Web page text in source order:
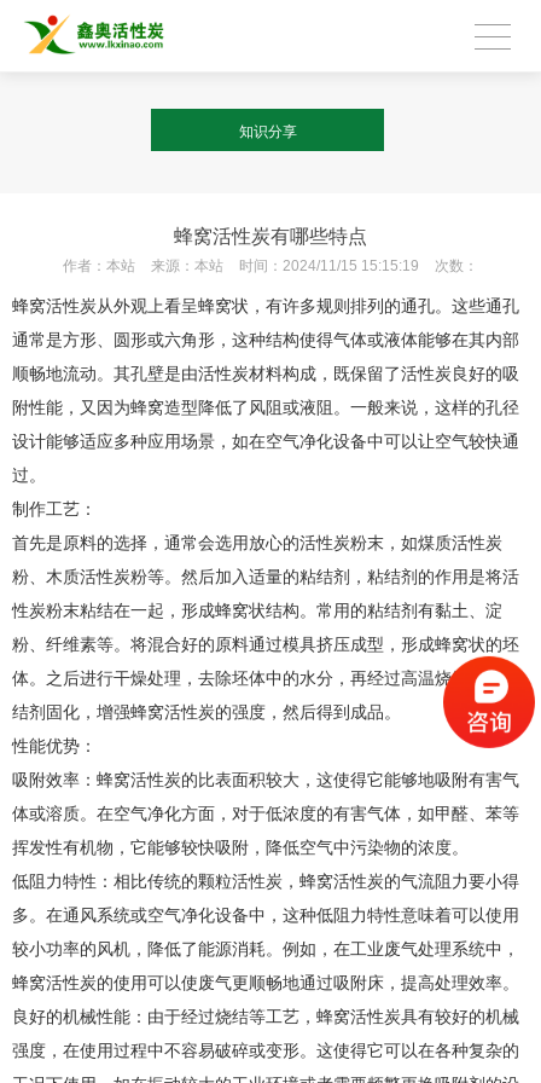
知识分享
蜂窝活性炭有哪些特点
作者： 本站 来源： 本站 时间： 2024/11/15 15:15:19 次数：
蜂窝活性炭从外观上看呈蜂窝状，有许多规则排列的通孔。这些通孔
通常是方形、圆形或六角形，这种结构使得气体或液体能够在其内部
顺畅地流动。其孔壁是由活性炭材料构成，既保留了活性炭良好的吸
附性能，又因为蜂窝造型降低了风阻或液阻。一般来说，这样的孔径
设计能够适应多种应用场景，如在空气净化设备中可以让空气较快通
过。
制作工艺：
首先是原料的选择，通常会选用放心的活性炭粉末，如煤质活性炭
粉、木质活性炭粉等。然后加入适量的粘结剂，粘结剂的作用是将活
性炭粉末粘结在一起，形成蜂窝状结构。常用的粘结剂有黏土、淀
粉、纤维素等。将混合好的原料通过模具挤压成型，形成蜂窝状的坯
体。之后进行干燥处理，去除坯体中的水分，再经过高温烧结，使粘
结剂固化，增强蜂窝活性炭的强度，然后得到成品。
性能优势：
吸附效率：蜂窝活性炭的比表面积较大，这使得它能够地吸附有害气
体或溶质。在空气净化方面，对于低浓度的有害气体，如甲醛、苯等
挥发性有机物，它能够较快吸附，降低空气中污染物的浓度。
低阻力特性：相比传统的颗粒活性炭，蜂窝活性炭的气流阻力要小得
多。在通风系统或空气净化设备中，这种低阻力特性意味着可以使用
较小功率的风机，降低了能源消耗。例如，在工业废气处理系统中，
蜂窝活性炭的使用可以使废气更顺畅地通过吸附床，提高处理效率。
良好的机械性能：由于经过烧结等工艺，蜂窝活性炭具有较好的机械
强度，在使用过程中不容易破碎或变形。这使得它可以在各种复杂的